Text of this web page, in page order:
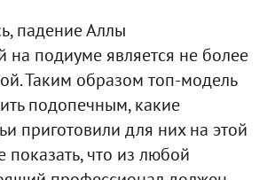
падение Аллы
на подиуме является не более
Таким образом топ-модель
подопечным, какие
приготовили для них на этой
показать, что из любой